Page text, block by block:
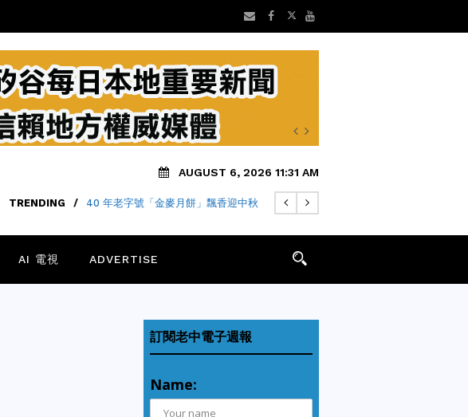
AUGUST 6, 2026 11:31 AM
TRENDING / 40 年老字號「金麥月餅」飄香迎中秋
AI 電視 ADVERTISE
訂閱老中電子週報
Name: